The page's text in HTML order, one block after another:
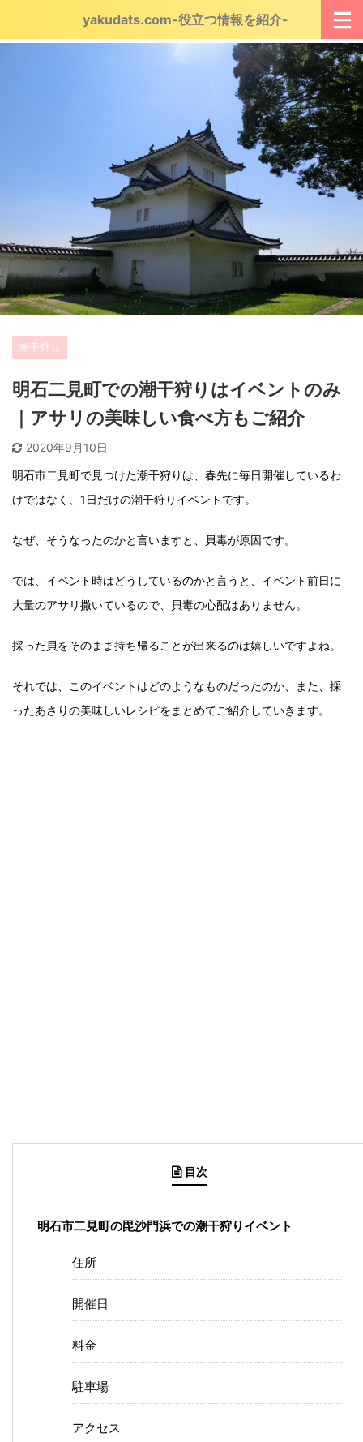
yakudats.com-役立つ情報を紹介-
潮干狩り
明石二見町での潮干狩りはイベントのみ
｜アサリの美味しい食べ方もご紹介
2020年9月10日
明石市二見町で見つけた潮干狩りは、春先に毎日開催しているわ
けではなく、1日だけの潮干狩りイベントです。
なぜ、そうなったのかと言いますと、貝毒が原因です。
では、イベント時はどうしているのかと言うと、イベント前日に
大量のアサリ撒いているので、貝毒の心配はありません。
採った貝をそのまま持ち帰ることが出来るのは嬉しいですよね。
それでは、このイベントはどのようなものだったのか、また、採
ったあさりの美味しいレシピをまとめてご紹介していきます。
目次
明石市二見町の毘沙門浜での潮干狩りイベント
住所
開催日
料金
駐車場
アクセス